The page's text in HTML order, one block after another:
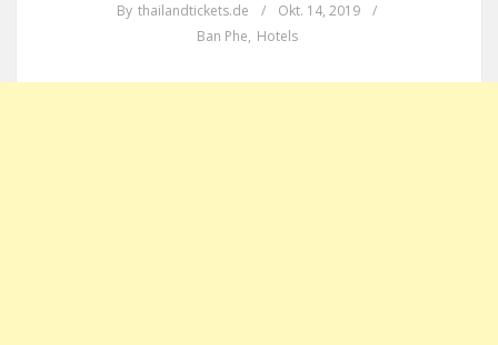
By thailandtickets.de / Okt. 14, 2019
/
Ban Phe, Hotels